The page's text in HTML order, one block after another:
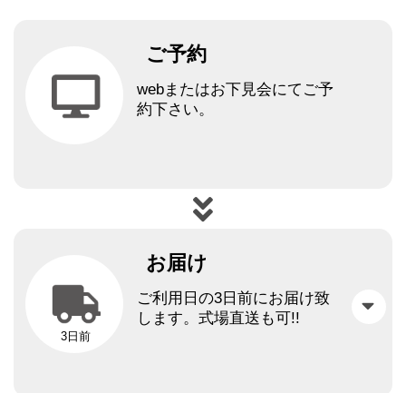
ご予約
webまたはお下見会にてご予
約下さい。
お届け
3日前
ご利用日の3日前にお届け致
します。 式場直送も可!!